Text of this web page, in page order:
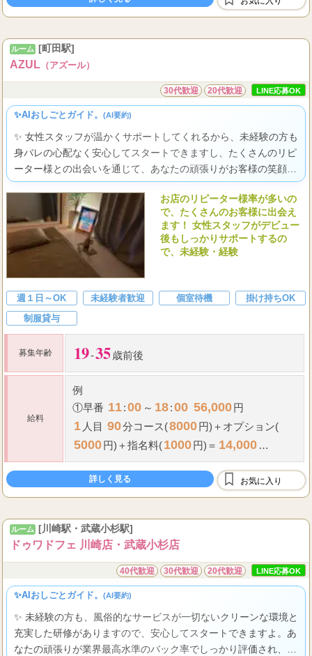
月間ご指名本数でさらにアップ
ルーム [町田駅]
AZUL （アズール）
30代歓迎 20代歓迎 LINE応募OK
✨AIおしごとガイド。 (AI要約)
✨ 女性スタッフが温かくサポートしてくれるから、未経験の方も
身バレの心配なく安心してスタートできますし、たくさんのリピ
ーター様との出会いを通じて、あなたの頑張りがお客様の笑顔と
高い収入に繋がり、自分らしく輝ける喜びを実感できますよ。
お店のリピーター様率が多いの
で、たくさんのお客様に出会え
ます！ 女性スタッフがデビュー
後もしっかりサポートするの
で、未経験・経験
週１日～OK 未経験者歓迎 個室待機
掛け持ちOK
制服貸与
募集年齢 19-35歳前後
給料
例
①早番 11:00 ～ 18:00 56,000円
1 人目 90分コース(8000円)＋オプション(
5000円)＋指名料(1000円)＝ 14,000
2人目120分コース(10000円)＋オプ...
詳しく見る お気に入り
ルーム [川崎駅・武蔵小杉駅]
ドゥワドフェ 川崎店・武蔵小杉店
40代歓迎 30代歓迎 20代歓迎 LINE応募OK
✨AIおしごとガイド。 (AI要約)
✨ 未経験の方も、風俗的なサービスが一切ないクリーンな環境と
充実した研修がありますので、安心してスタートできますよ。あ
なたの頑張りが業界最高水準のバック率でしっかり評価され、経